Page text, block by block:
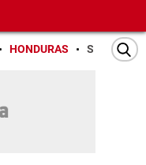
HONDURAS SAN PEDRO